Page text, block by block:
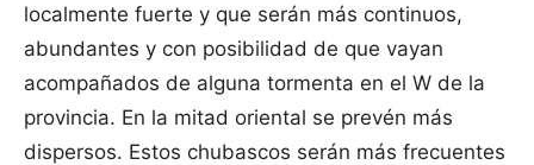
localmente fuerte y que serán más continuos,
abundantes y con posibilidad de que vayan
acompañados de alguna tormenta en el W de la
provincia. En la mitad oriental se prevén más
dispersos. Estos chubascos serán más frecuentes